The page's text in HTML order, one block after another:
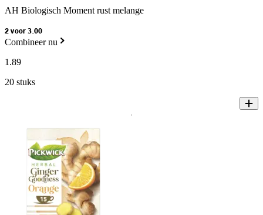
AH Biologisch Moment rust melange
2 voor 3.00
Combineer nu
1 .89
20 stuks